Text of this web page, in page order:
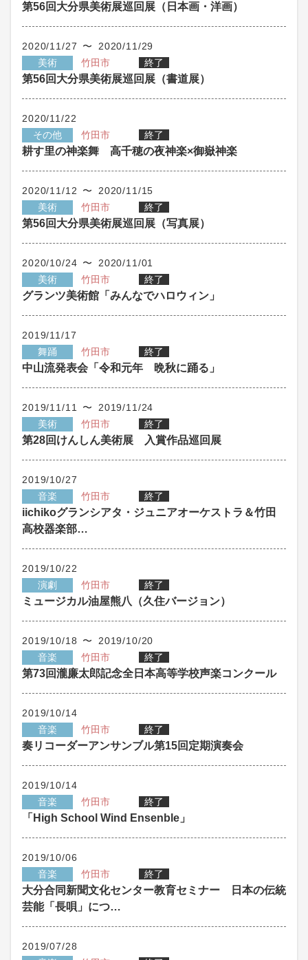
第56回大分県美術展巡回展（日本画・洋画）
2020/11/27 〜 2020/11/29
美術
竹田市 終了
第56回大分県美術展巡回展（書道展）
2020/11/22
その他
竹田市 終了
耕す里の神楽舞 高千穂の夜神楽×御嶽神楽
2020/11/12 〜 2020/11/15
美術
竹田市 終了
第56回大分県美術展巡回展（写真展）
2020/10/24 〜 2020/11/01
美術
竹田市 終了
グランツ美術館「みんなでハロウィン」
2019/11/17
舞踊
竹田市 終了
中山流発表会「令和元年 晩秋に踊る」
2019/11/11 〜 2019/11/24
美術
竹田市 終了
第28回けんしん美術展 入賞作品巡回展
2019/10/27
音楽
竹田市 終了
iichikoグランシアタ・ジュニアオーケストラ＆竹田
高校器楽部…
2019/10/22
演劇
竹田市 終了
ミュージカル油屋熊八（久住バージョン）
2019/10/18 〜 2019/10/20
音楽
竹田市 終了
第73回瀧廉太郎記念全日本高等学校声楽コンクール
2019/10/14
音楽
竹田市 終了
奏リコーダーアンサンブル第15回定期演奏会
2019/10/14
音楽
竹田市 終了
「High School Wind Ensenble」
2019/10/06
音楽
竹田市 終了
大分合同新聞文化センター教育セミナー 日本の伝統
芸能「長唄」につ…
2019/07/28